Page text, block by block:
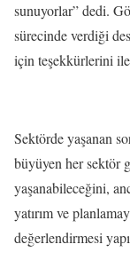
sunuyorlar” dedi.
sürecinde verdiği
için teşekkürlerini
Sektörde yaşanan
büyüyen her sektör
yaşanabileceğini,
yatırım ve
değerlendirmesi